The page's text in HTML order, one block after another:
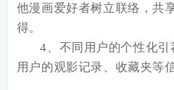
他漫画爱好者树立联络，共
得。
4、不同用户的个性化
用户的观影记录、收藏夹等